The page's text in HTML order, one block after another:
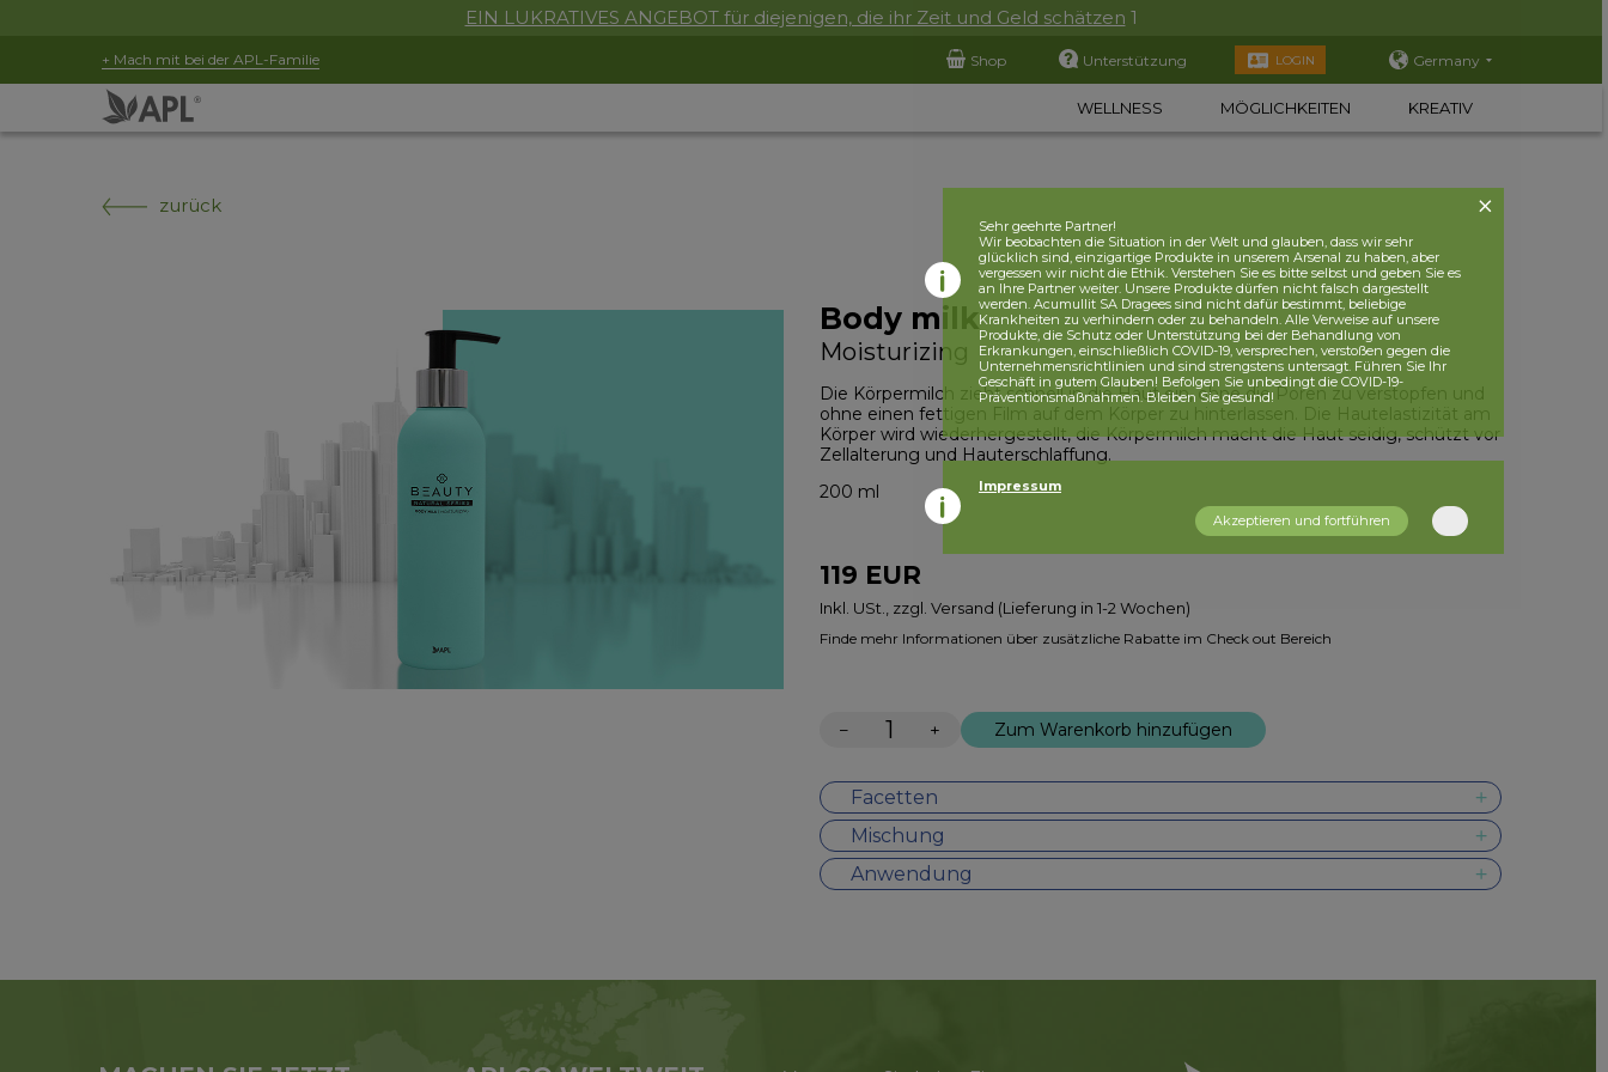
EIN LUKRATIVES ANGEBOT für diejenigen, die ihr Zeit und Geld schätzen 1
+ Mach mit bei der APL-Familie Shop Unterstützung LOGIN Germany
WELLNESS MÖGLICHKEITEN KREATIV
zurück
Body milk
Moisturizing
Die Körpermilch zieht schnell in die Haut ein, ohne die Poren zu verstopfen und
ohne einen fettigen Film auf dem Körper zu hinterlassen. Die Hautelastizität am
Körper wird wiederhergestellt, die Körpermilch macht die Haut seidig, schützt vor
Zellalterung und Hauterschlaffung.
200 ml
119 EUR
Inkl. USt., zzgl. Versand (Lieferung in 1-2 Wochen)
Finde mehr Informationen über zusätzliche Rabatte im Check out Bereich
− + Zum Warenkorb hinzufügen
Facetten
Mischung
Anwendung
Sehr geehrte Partner!
Wir beobachten die Situation in der Welt und glauben, dass wir sehr
glücklich sind, einzigartige Produkte in unserem Arsenal zu haben, aber
vergessen wir nicht die Ethik. Verstehen Sie es bitte selbst und geben Sie es
an Ihre Partner weiter. Unsere Produkte dürfen nicht falsch dargestellt
werden. Acumullit SA Dragees sind nicht dafür bestimmt, beliebige
Krankheiten zu verhindern oder zu behandeln. Alle Verweise auf unsere
Produkte, die Schutz oder Unterstützung bei der Behandlung von
Erkrankungen, einschließlich COVID-19, versprechen, verstoßen gegen die
Unternehmensrichtlinien und sind strengstens untersagt. Führen Sie Ihr
Geschäft in gutem Glauben! Befolgen Sie unbedingt die COVID-19-
Präventionsmaßnahmen. Bleiben Sie gesund!
Impressum
Akzeptieren und fortführen